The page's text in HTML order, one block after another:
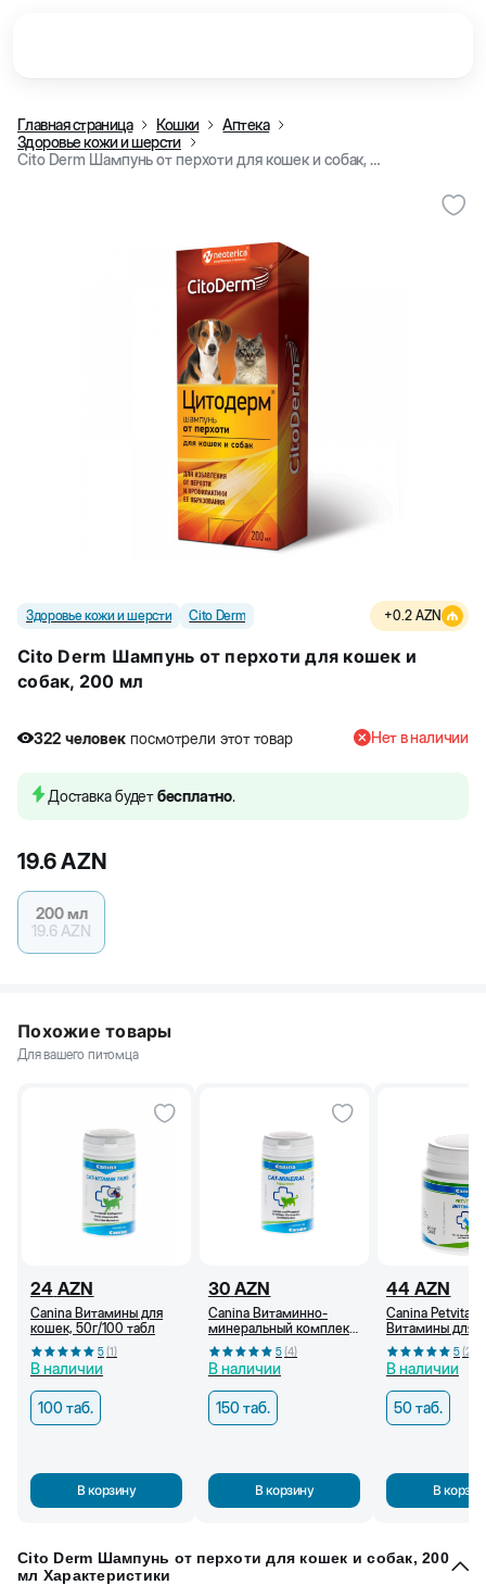
Главная страница Кошки
Аптека
Здоровье кожи и шерсти
Cito Derm Шампунь от перхоти для кошек и собак, 200 мл
Здоровье кожи и шерсти Cito Derm +0.2 AZN
Cito Derm Шампунь от перхоти для кошек и
собак, 200 мл
322 человек посмотрели этот товар Нет в наличии
Доставка будетбесплатно.
19.6AZN
200 мл
19.6 AZN
Похожие товары
Для вашего питомца
24 AZN
Canina Витамины для
кошек, 50г/100 табл
5(1)
В наличии
100 таб.
В корзину
30 AZN
Canina Витаминно-
минеральный комплекс
для кошек, 75 г/150 табл
5(4)
В наличии
150 таб.
В корзину
44 AZN
Canina Petvital
Витамины для
шерсти кошек
100 г/50 табл
5(2
В наличии
50 таб.
В
Cito Derm Шампунь от перхоти для кошек и собак, 200
мл Характеристики